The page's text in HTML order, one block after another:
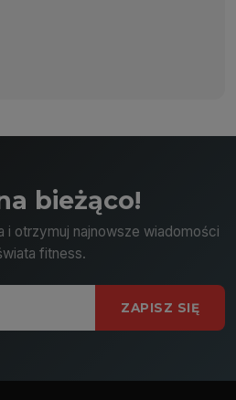
bieżąco!
i otrzymuj najnowsze wiadomości
fitness.
ZAPISZ SIĘ